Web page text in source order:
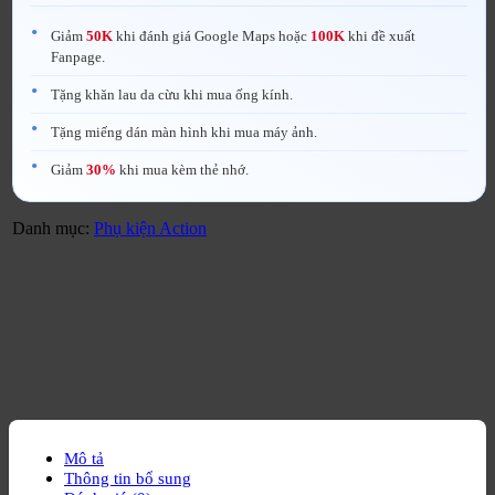
Giảm 50K khi đánh giá Google Maps hoặc 100K khi đề xuất
Fanpage.
Tặng khăn lau da cừu khi mua ống kính.
Tặng miếng dán màn hình khi mua máy ảnh.
Giảm 30% khi mua kèm thẻ nhớ.
Danh mục: Phụ kiện Action
Mô tả
Thông tin bổ sung